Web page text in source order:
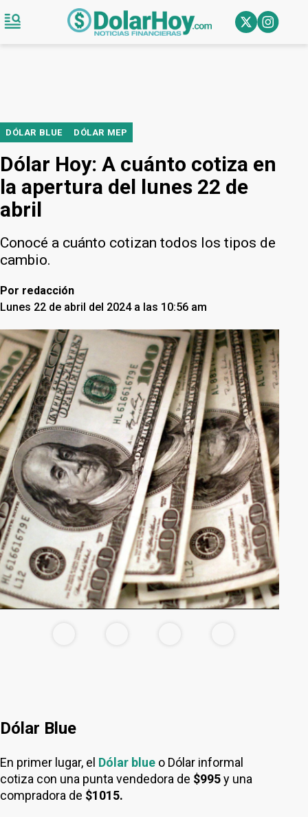
DÓLAR BLUE DÓLAR MEP
Dólar Hoy: A cuánto cotiza en
la apertura del lunes 22 de
abril
Conocé a cuánto cotizan todos los tipos de
cambio.
Por redacción
Lunes 22 de abril del 2024 a las 10:56 am
Dólar Blue
En primer lugar, el Dólar blue o Dólar informal
cotiza con una punta vendedora de $995y una
compradora de $1015.